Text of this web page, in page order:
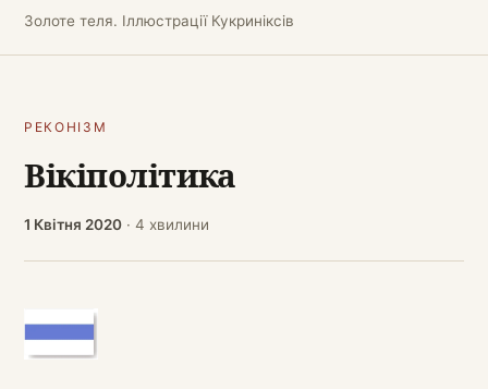
Золоте теля. Іллюстрації Кукриніксів
РЕКОНІЗМ
Вікіполітика
1 Квітня 2020 · 4 хвилини